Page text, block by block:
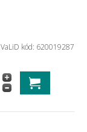
VaLiD kód: 620019287